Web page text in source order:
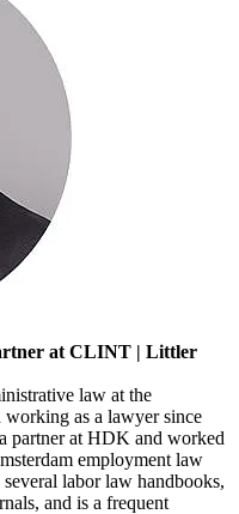
at CLINT | Littler
law at the
as a lawyer since
partner at HDK and worked
employment law
labor law handbooks,
and is a frequent